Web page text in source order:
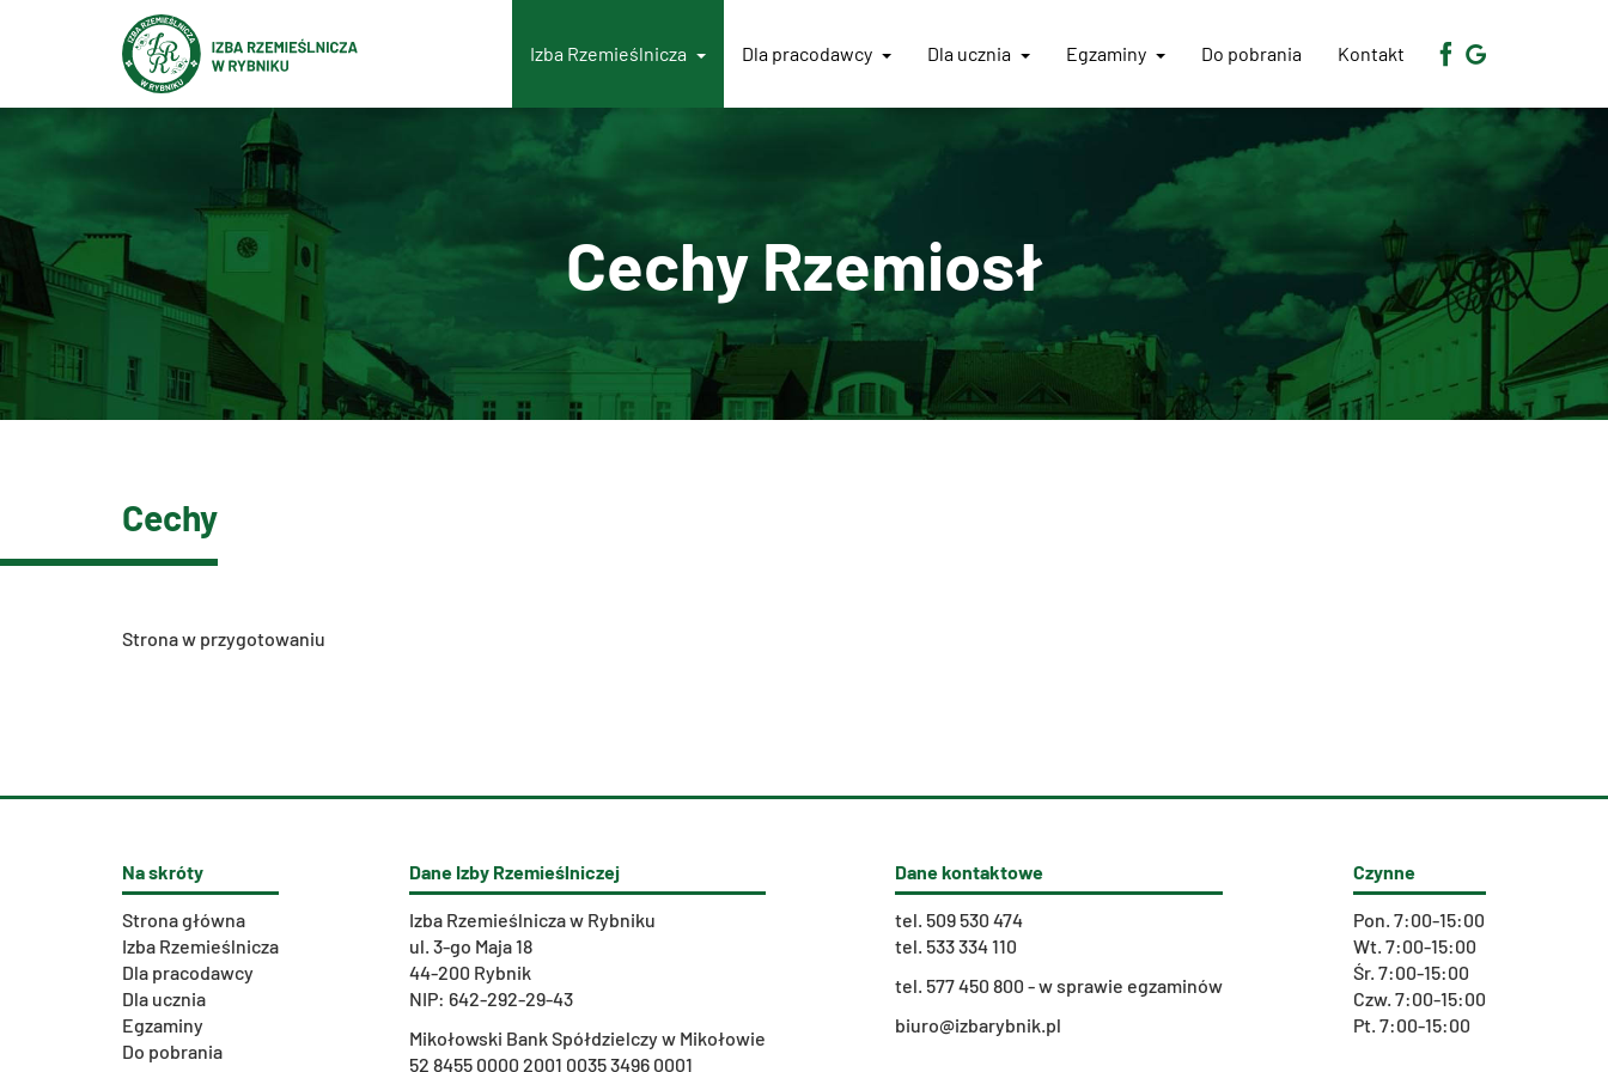
Izba Rzemieślnicza Dla pracodawcy Dla ucznia Egzaminy Do pobrania Kontakt
Cechy Rzemiosł
Cechy
Stro­na w przy­go­to­wa­niu
Na skróty
Strona główna
Izba Rzemieślnicza
Dla pracodawcy
Dla ucznia
Egzaminy
Do pobrania
Dane Izby Rzemieślniczej
Izba Rzemieślnicza w Rybniku
ul. 3-go Maja 18
44-200 Rybnik
NIP: 642-292-29-43
Mikołowski Bank Spółdzielczy w Mikołowie
52 8455 0000 2001 0035 3496 0001
Dane kontaktowe
tel. 509 530 474
tel. 533 334 110
tel. 577 450 800 - w sprawie egzaminów
biuro@izbarybnik.pl
Czynne
Pon. 7:00-15:00
Wt. 7:00-15:00
Śr. 7:00-15:00
Czw. 7:00-15:00
Pt. 7:00-15:00